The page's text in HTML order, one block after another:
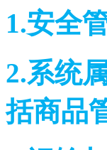
1.安全
2.系统
括商品